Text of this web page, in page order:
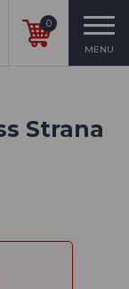
0
MENU
Strana